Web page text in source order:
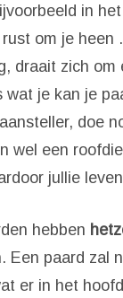
in
rust om je
draait zich
wat je kan je
doe
wel een
jullie leven
hebben
Een paard zal
er in het